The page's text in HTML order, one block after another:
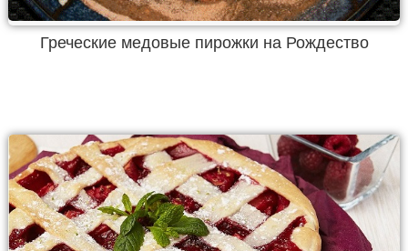
Греческие медовые пирожки на Рождество